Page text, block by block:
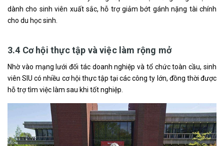
dành cho sinh viên xuất sắc, hỗ trợ giảm bớt gánh nặng tài chính
cho du học sinh.
3.4 Cơ hội thực tập và việc làm rộng mở
Nhờ vào mạng lưới đối tác doanh nghiệp và tổ chức toàn cầu, sinh
viên SIU có nhiều cơ hội thực tập tại các công ty lớn, đồng thời được
hỗ trợ tìm việc làm sau khi tốt nghiệp.